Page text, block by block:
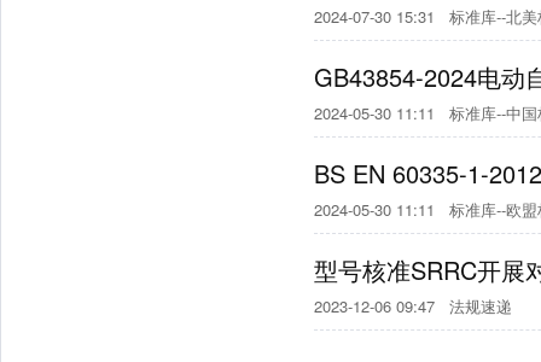
2024-07-30 15:31 标准库--北
GB43854-2024电动
2024-05-30 11:11 标准库--中
BS EN 60335-1-
2024-05-30 11:11 标准库--欧
型号核准SRRC开展
2023-12-06 09:47 法规速递